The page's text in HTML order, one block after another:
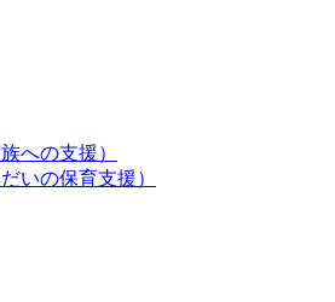
への支援）
いの保育支援）